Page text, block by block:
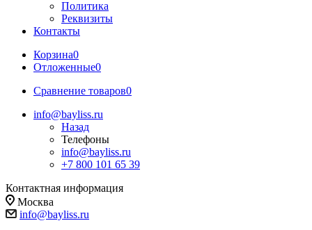
Политика
Реквизиты
Контакты
Корзина0
Отложенные0
Сравнение товаров0
info@bayliss.ru
Назад
Телефоны
info@bayliss.ru
+7 800 101 65 39
Контактная информация
Москва
info@bayliss.ru